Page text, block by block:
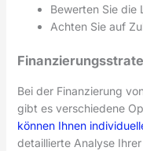
Bewerten Sie die
Achten Sie auf
Bei der Finanzierung
gibt es verschiedene
können Ihnen
detaillierte Analyse